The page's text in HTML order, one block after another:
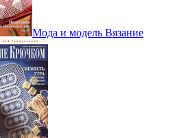
Мода и модель Вязание